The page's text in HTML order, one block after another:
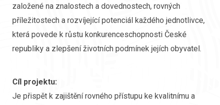
založené na znalostech a dovednostech, rovných
příležitostech a rozvíjející potenciál každého jednotlivce,
která povede k růstu konkurenceschopnosti České
republiky a zlepšení životních podmínek jejích obyvatel.
Cíl projektu:
Je přispět k zajištění rovného přístupu ke kvalitnímu a